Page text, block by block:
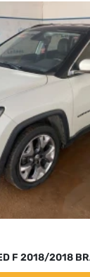
F 2018/2018